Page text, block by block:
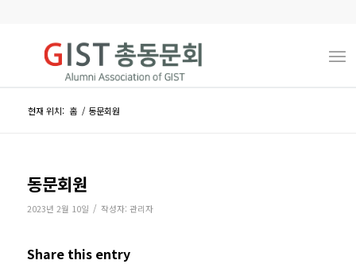
현재 위치: 홈 / 동문회원
동문회원
2023년 2월 10일 / 작성자: 관리자
Share this entry